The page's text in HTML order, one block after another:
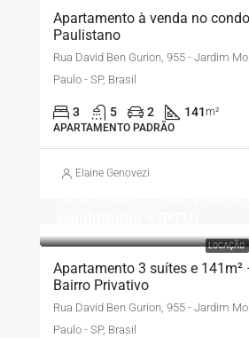
Apartamento à venda no
Paulistano
Rua David Ben Gurion, 955 - Jardim
Paulo - SP, Brasil
3 5 2 141m²
APARTAMENTO PADRÃO
Elaine Genovezi
LOCAÇÃO
R$ 8.500,00 / mês (pacote
Apartamento 3 suítes e
Bairro Privativo
Rua David Ben Gurion, 955 - Jardim
Paulo - SP, Brasil